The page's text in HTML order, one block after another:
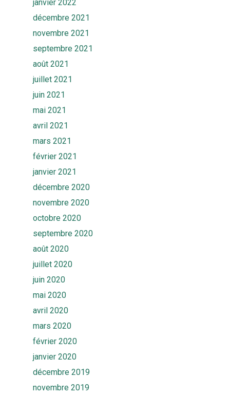
janvier 2022
décembre 2021
novembre 2021
septembre 2021
août 2021
juillet 2021
juin 2021
mai 2021
avril 2021
mars 2021
février 2021
janvier 2021
décembre 2020
novembre 2020
octobre 2020
septembre 2020
août 2020
juillet 2020
juin 2020
mai 2020
avril 2020
mars 2020
février 2020
janvier 2020
décembre 2019
novembre 2019